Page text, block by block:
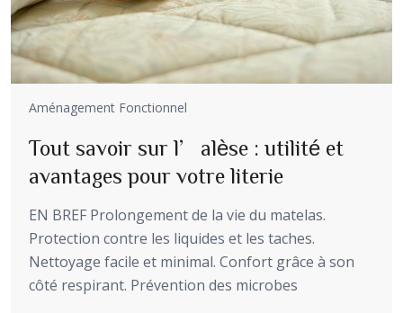
Aménagement Fonctionnel
Tout savoir sur l’alèse : utilité et
avantages pour votre literie
EN BREF Prolongement de la vie du matelas.
Protection contre les liquides et les taches.
Nettoyage facile et minimal. Confort grâce à son
côté respirant. Prévention des microbes